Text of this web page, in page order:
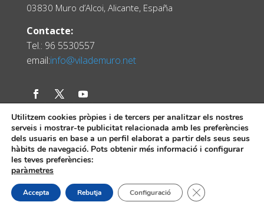
03830 Muro d’Alcoi, Alicante, España
Contacte:
Tel.: 96 5530557
email:info@vilademuro.net
Diputació d'Alacant.
Utilitzem cookies pròpies i de tercers per analitzar els nostres
serveis i mostrar-te publicitat relacionada amb les preferències
dels usuaris en base a un perfil elaborat a partir dels seus seus
hàbits de navegació. Pots obtenir més informació i configurar
les teves preferències:
paràmetres
Accepta Rebutja Configuració Tanca el bàner de